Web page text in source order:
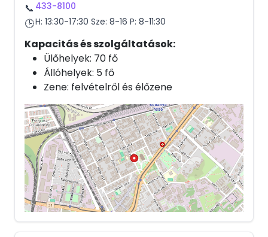
📞 433-8100
🕒H: 13:30-17:30 Sze: 8-16 P: 8-11:30
Kapacitás és szolgáltatások:
Ülőhelyek: 70 fő
Állóhelyek: 5 fő
Zene: felvételről és élőzene